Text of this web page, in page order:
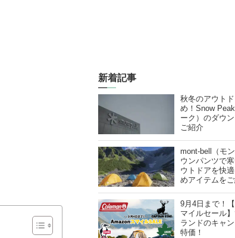
新着記事
秋冬のアウト
め！Snow
ーク）のダウ
ご紹介
mont-bell（モ
ウンパンツで
ウトドアを快
めアイテムを
9月4日まで！
マイルセール
ランドのキャ
特価！